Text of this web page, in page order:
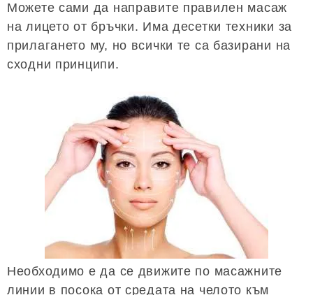
Можете сами да направите правилен масаж
на лицето от бръчки. Има десетки техники за
прилагането му, но всички те са базирани на
сходни принципи.
Необходимо е да се движите по масажните
линии в посока от средата на челото към